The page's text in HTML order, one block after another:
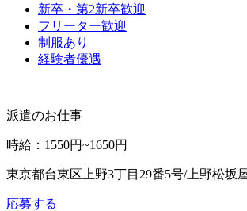
新卒・第2新卒歓迎
フリーター歓迎
制服あり
経験者優遇
派遣のお仕事
時給 ： 1550円~1650円
東京都台東区上野3丁目29番5号/上野松坂
応募する